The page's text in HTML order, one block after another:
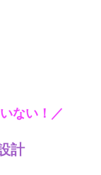
ない！／
計